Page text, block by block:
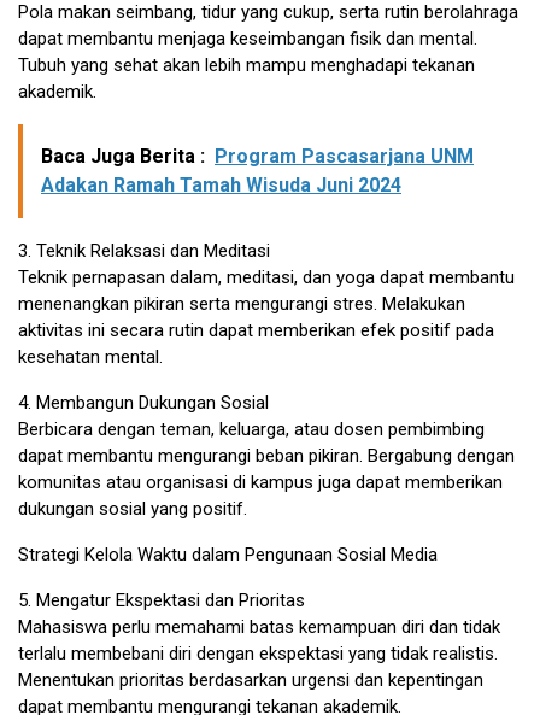
Pola makan seimbang, tidur yang cukup, serta rutin berolahraga
dapat membantu menjaga keseimbangan fisik dan mental.
Tubuh yang sehat akan lebih mampu menghadapi tekanan
akademik.
Baca Juga Berita : Program Pascasarjana UNM
Adakan Ramah Tamah Wisuda Juni 2024
3. Teknik Relaksasi dan Meditasi
Teknik pernapasan dalam, meditasi, dan yoga dapat membantu
menenangkan pikiran serta mengurangi stres. Melakukan
aktivitas ini secara rutin dapat memberikan efek positif pada
kesehatan mental.
4. Membangun Dukungan Sosial
Berbicara dengan teman, keluarga, atau dosen pembimbing
dapat membantu mengurangi beban pikiran. Bergabung dengan
komunitas atau organisasi di kampus juga dapat memberikan
dukungan sosial yang positif.
Strategi Kelola Waktu dalam Pengunaan Sosial Media
5. Mengatur Ekspektasi dan Prioritas
Mahasiswa perlu memahami batas kemampuan diri dan tidak
terlalu membebani diri dengan ekspektasi yang tidak realistis.
Menentukan prioritas berdasarkan urgensi dan kepentingan
dapat membantu mengurangi tekanan akademik.